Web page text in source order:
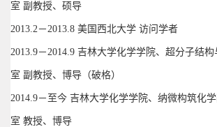
室 副教授、硕导
2013.2－2013.8 美国西北大学 访问学者
2013.9－2014.9 吉林大学化学学院、超分子结
室 副教授、博导（破格）
2014.9－至今 吉林大学化学学院、纳微构筑化
室 教授、博导